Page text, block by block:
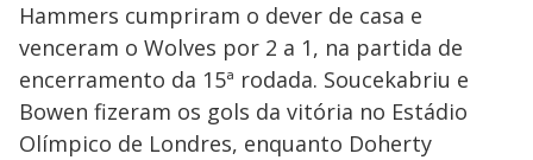
Hammers cumpriram o dever de casa e
venceram o Wolves por 2 a 1, na partida de
encerramento da 15ª rodada. Soucekabriu e
Bowen fizeram os gols da vitória no Estádio
Olímpico de Londres, enquanto Doherty